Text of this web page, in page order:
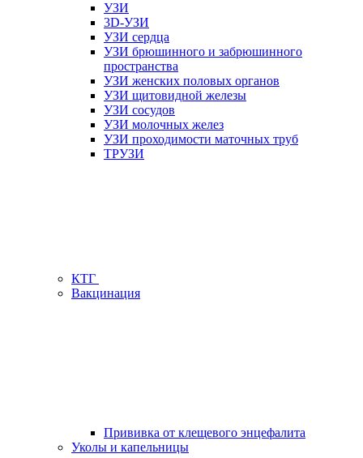
УЗИ
3D-УЗИ
УЗИ сердца
УЗИ брюшинного и забрюшинного
пространства
УЗИ женских половых органов
УЗИ щитовидной железы
УЗИ сосудов
УЗИ молочных желез
УЗИ проходимости маточных труб
ТРУЗИ
КТГ
Вакцинация
Прививка от клещевого энцефалита
Уколы и капельницы